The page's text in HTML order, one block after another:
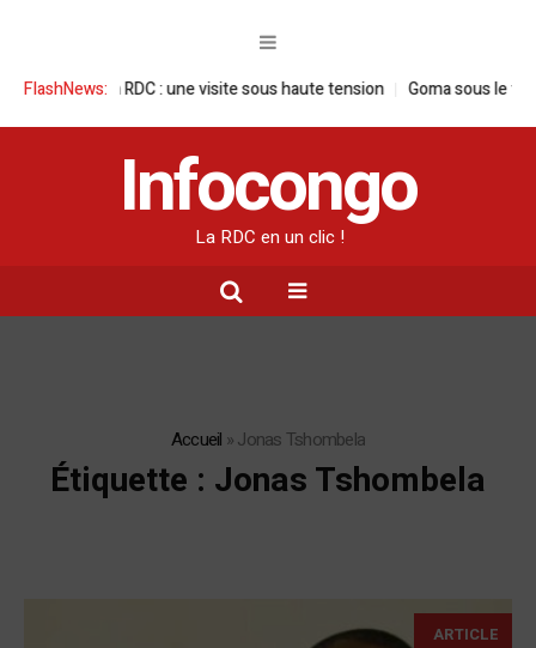
FlashNews:
en RDC : une visite sous haute tension Goma sous le feu : la
Infocongo
La RDC en un clic !
Accueil »Jonas Tshombela
Étiquette : Jonas Tshombela
ARTICLE